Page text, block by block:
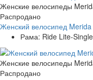
Женские велосипеды
Распродано
Женский велосипед
Рама: Ride Lite-Single
Женские велосипеды
Распродано